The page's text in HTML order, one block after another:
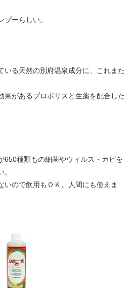
ーらしい。
る天然の別府温泉成分に、これまた
があるプロポリスと生薬を配合した
種類もの細菌やウィルス・カビを
ので飲用もＯＫ。人間にも使えま